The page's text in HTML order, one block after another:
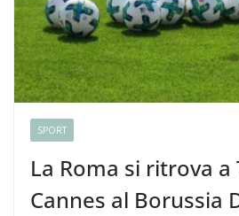
SPORT
La Roma si ritrova a
Cannes al Borussia